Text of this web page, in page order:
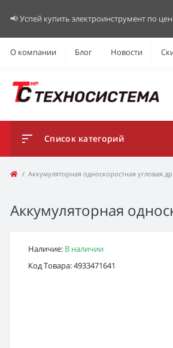
📢 Успей купить электроинструмент по
О компании Блог Новости
Список категорий
Аккумуляторная односкоростная угловая
Аккумуляторная
Наличие: В наличии
Код Товара: 4933471641